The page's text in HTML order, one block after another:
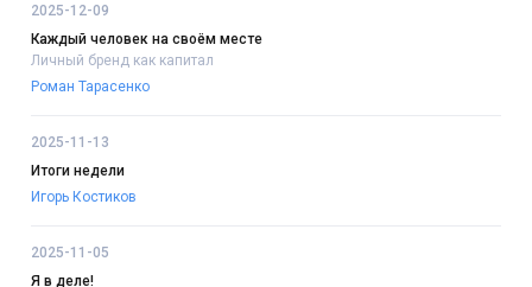
2025-12-09
Каждый человек на своём месте
Личный бренд как капитал
Роман Тарасенко
2025-11-13
Итоги недели
Игорь Костиков
2025-11-05
Я в деле!